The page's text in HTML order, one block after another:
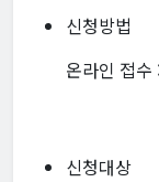
신청방법
온라인 접수
신청대상